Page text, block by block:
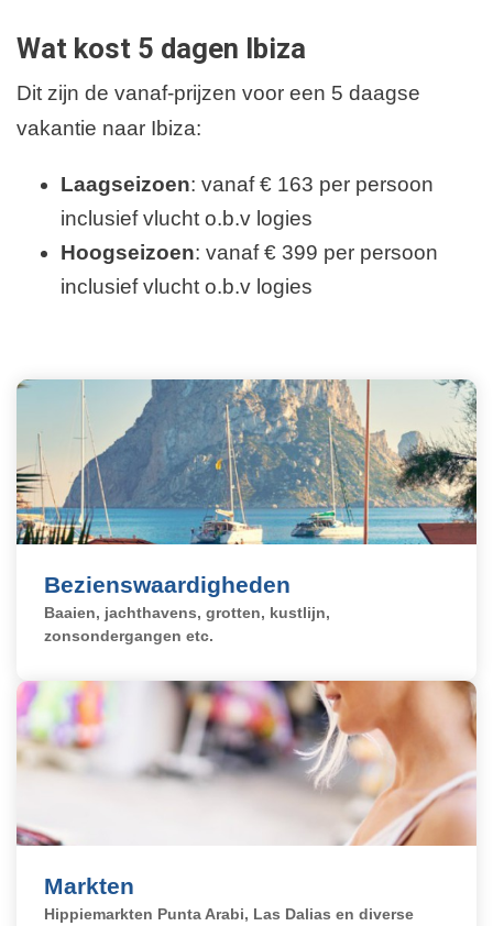
Wat kost 5 dagen Ibiza
Dit zijn de vanaf-prijzen voor een 5 daagse
vakantie naar Ibiza:
Laagseizoen: vanaf € 163 per persoon
inclusief vlucht o.b.v logies
Hoogseizoen: vanaf € 399 per persoon
inclusief vlucht o.b.v logies
Bezienswaardigheden
Baaien, jachthavens, grotten, kustlijn,
zonsondergangen etc.
Markten
Hippiemarkten Punta Arabi, Las Dalias en diverse